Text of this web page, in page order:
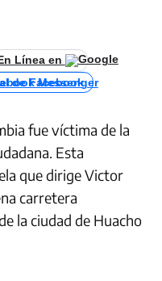
Línea en
de Facebook
fue víctima de la
Esta
que dirige Victor
carretera
la ciudad de Huacho